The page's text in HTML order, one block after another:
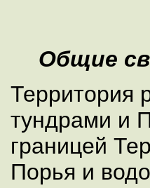
Общие
Территория
тундрами и
границей
Порья и